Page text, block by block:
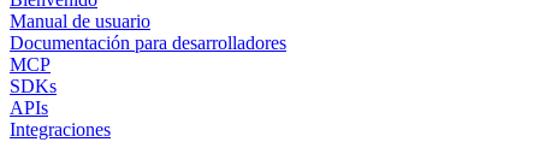
Manual de usuario
Documentación para desarrolladores
MCP
SDKs
APIs
Integraciones